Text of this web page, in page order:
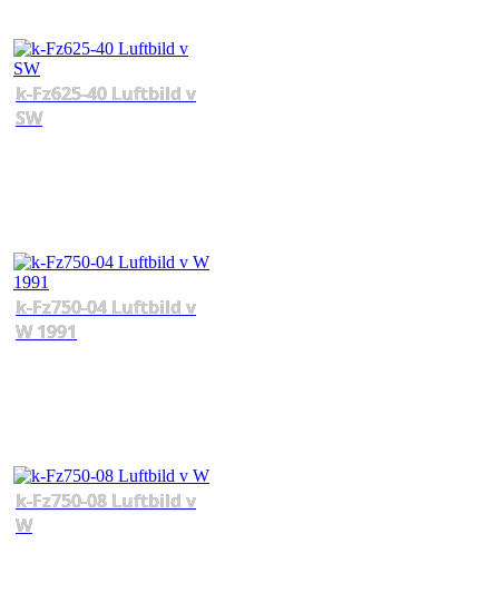
k-Fz625-40 Luftbild v
SW
k-Fz750-04 Luftbild v
W 1991
k-Fz750-08 Luftbild v
W